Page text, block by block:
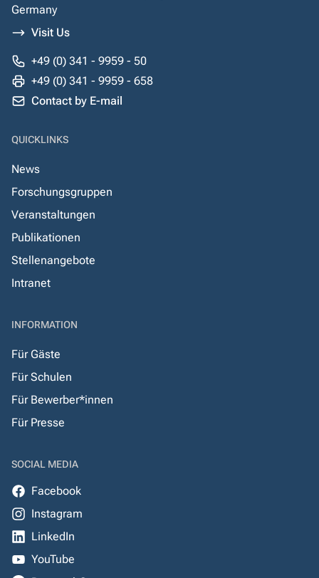
Germany
Visit Us
+49 (0) 341 - 9959 - 50
+49 (0) 341 - 9959 - 658
Contact by E-mail
QUICKLINKS
News
Forschungsgruppen
Veranstaltungen
Publikationen
Stellenangebote
Intranet
INFORMATION
Für Gäste
Für Schulen
Für Bewerber*innen
Für Presse
SOCIAL MEDIA
Facebook
Instagram
LinkedIn
YouTube